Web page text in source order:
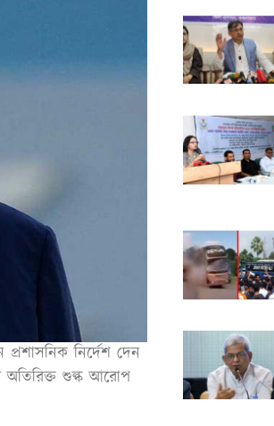
নির্দেশ দেন
অতিরিক্ত শুল্ক আরোপ